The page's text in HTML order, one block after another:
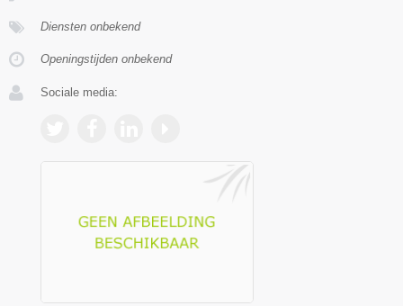
Diensten onbekend
Openingstijden onbekend
Sociale media: